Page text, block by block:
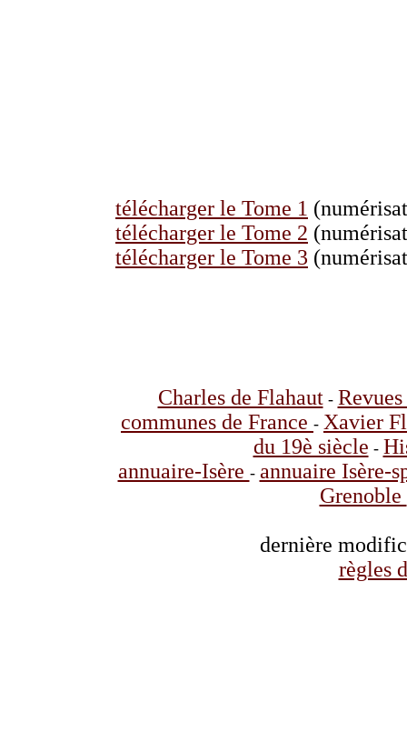
télécharger le Tome 1
télécharger le Tome 2
télécharger le Tome 3
Charles de Flahaut-
communes de France - Xavier
du 19è siècle -
annuaire-Isère - annuaire Isère-
Grenoble
dernière
règles